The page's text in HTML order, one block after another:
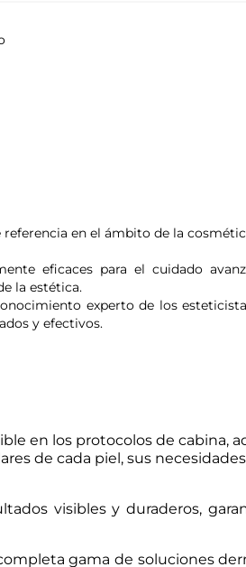
referencia en el ámbito de la
eficaces para el cuidado
la estética.
experto de los
y efectivos.
en los protocolos de cabina,
de cada piel, sus
visibles y duraderos,
gama de soluciones